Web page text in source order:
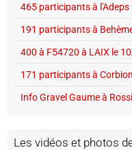
465 participants à l'Adeps
191 participants à
400 à F54720 à LAIX le
171 participants à
Info Gravel Gaume à
Les vidéos et photos